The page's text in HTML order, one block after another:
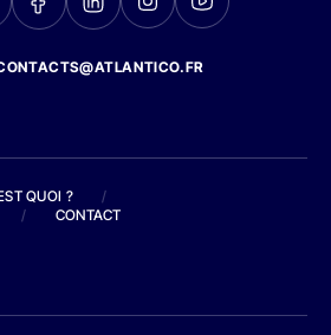
QUOI ?
/
/ CONTACT